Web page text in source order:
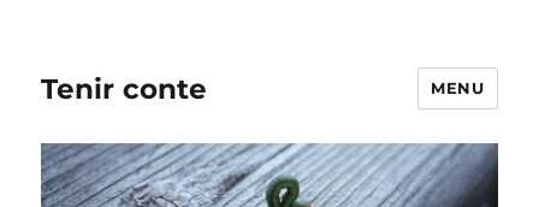
Tenir conte MENU